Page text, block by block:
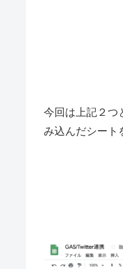
今回は上記２つ
み込んだシート